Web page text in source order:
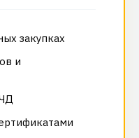
закупках
и